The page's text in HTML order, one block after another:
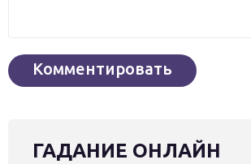
ГАДАНИЕ ОНЛАЙН